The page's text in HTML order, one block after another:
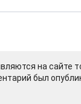
на сайте
был